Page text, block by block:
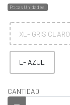
Pocas Unidades.
XL- GRIS CLARO
L- AZUL
CANTIDAD